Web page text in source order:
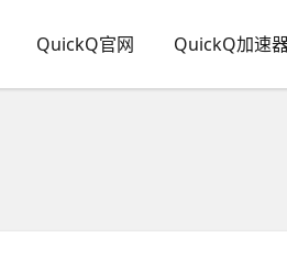
QuickQ官网 QuickQ加速